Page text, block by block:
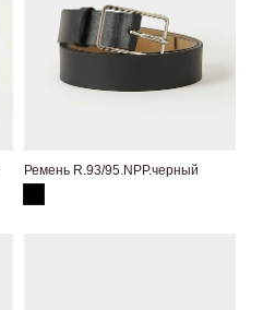
Ремень R.93/95.NPP.черный